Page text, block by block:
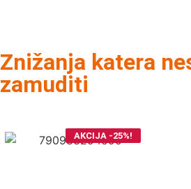
Znižanja katera
zamuditi
AKCIJA -25%!